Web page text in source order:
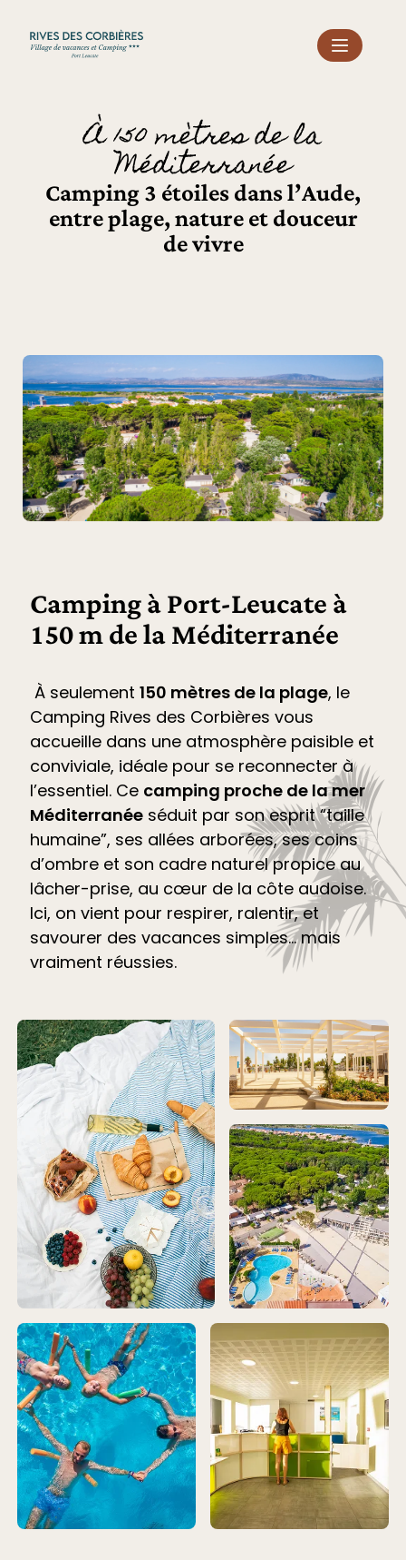
À 150 mètres de la
Méditerranée
Camping 3 étoiles dans l’Aude,
entre plage, nature et douceur
de vivre
Camping à Port-Leucate à
150 m de la Méditerranée
À seulement150 mètres de la plage, le
Camping Rives des Corbières vous
accueille dans une atmosphère paisible et
conviviale, idéale pour se reconnecter à
l’essentiel. Ce camping proche de la mer
Méditerranée séduit par son esprit “taille
humaine”, ses allées arborées, ses coins
d’ombre et son cadre naturel propice au
lâcher-prise, au cœur de la côte audoise.
Ici, on vient pour respirer, ralentir, et
savourer des vacances simples… mais
vraiment réussies.